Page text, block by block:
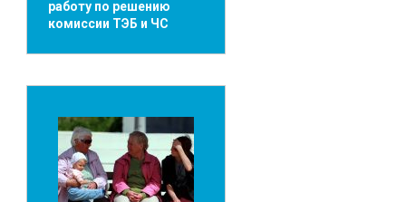
работу по решению
комиссии ТЭБ и ЧС